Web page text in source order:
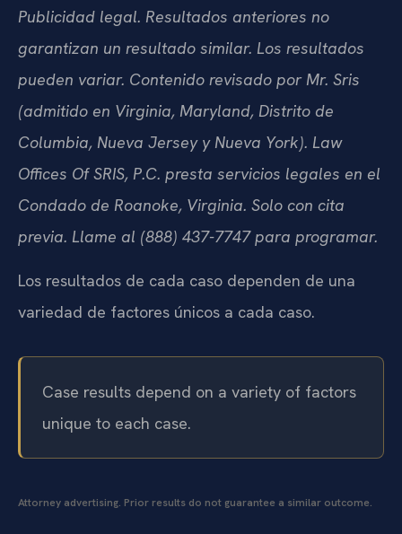
Publicidad legal. Resultados anteriores no
garantizan un resultado similar. Los resultados
pueden variar. Contenido revisado por Mr. Sris
(admitido en Virginia, Maryland, Distrito de
Columbia, Nueva Jersey y Nueva York). Law
Offices Of SRIS, P.C. presta servicios legales en el
Condado de Roanoke, Virginia. Solo con cita
previa. Llame al (888) 437-7747 para programar.
Los resultados de cada caso dependen de una
variedad de factores únicos a cada caso.
Case results depend on a variety of factors
unique to each case.
Attorney advertising. Prior results do not guarantee a similar outcome.